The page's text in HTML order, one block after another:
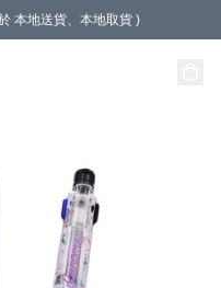
本地送貨、本地取貨 )